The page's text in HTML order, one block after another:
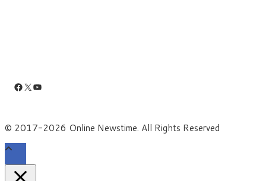
Facebook
X YouTube
© 2017-2026 Online Newstime. All Rights Reserved